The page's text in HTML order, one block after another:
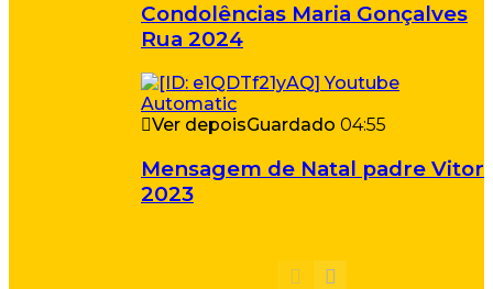
Condolências Maria Gonçalves
Rua 2024
Ver depoisGuardado 04:55
Mensagem de Natal padre Vitor
2023